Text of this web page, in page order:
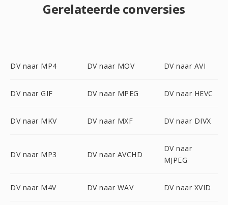
Gerelateerde conversies
DV naar MP4 DV naar MOV DV naar AVI
DV naar GIF DV naar MPEG DV naar HEVC
DV naar MKV DV naar MXF DV naar DIVX
DV naar MP3 DV naar AVCHD
DV naar
MJPEG
DV naar M4V DV naar WAV DV naar XVID